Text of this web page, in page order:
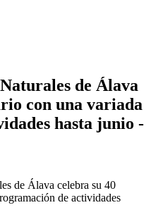
de Álava
con una variada
hasta junio -
de Álava celebra su 40
de actividades